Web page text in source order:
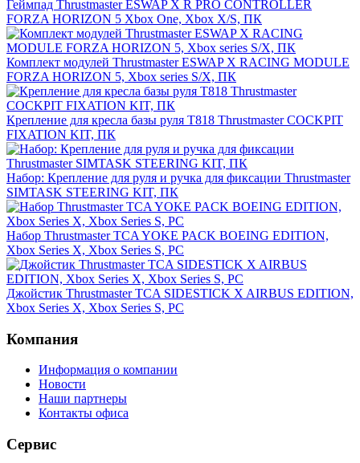
Геймпад Thrustmaster ESWAP X R PRO CONTROLLER
FORZA HORIZON 5 Xbox One, Xbox X/S, ПК
Комплект модулей Thrustmaster ESWAP X RACING MODULE
FORZA HORIZON 5, Xbox series S/X, ПК
Крепление для кресла базы руля T818 Thrustmaster COCKPIT
FIXATION KIT, ПК
Набор: Крепление для руля и ручка для фиксации Thrustmaster
SIMTASK STEERING KIT, ПК
Набор Thrustmaster TCA YOKE PACK BOEING EDITION,
Xbox Series X, Xbox Series S, PC
Джойстик Thrustmaster TCA SIDESTICK X AIRBUS EDITION,
Xbox Series X, Xbox Series S, PC
Компания
Информация о компании
Новости
Наши партнеры
Контакты офиса
Сервис